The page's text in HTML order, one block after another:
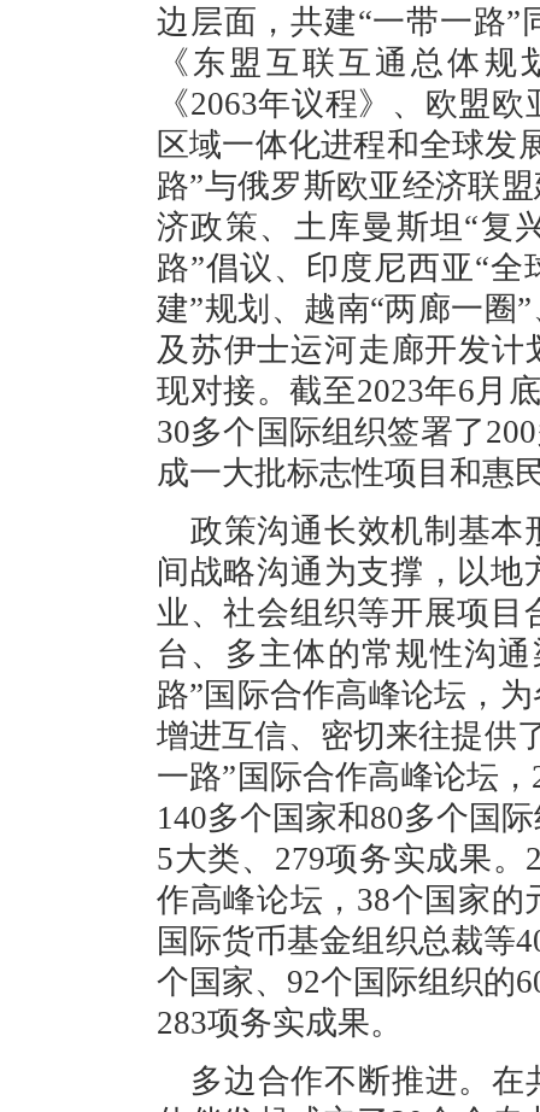
边层面，共建“一带一路”
《东盟互联互通总体
《2063年议程》、欧盟
区域一体化进程和全球发
路”与俄罗斯欧亚经济联
济政策、土库曼斯坦“复
路”倡议、印度尼西亚“
建”规划、越南“两廊一圈
及苏伊士运河走廊开发计
现对接。截至2023年6月
30多个国际组织签署了
成一大批标志性项目和惠
政策沟通长效机制基本
间战略沟通为支撑，以
业、社会组织等开展项目
台、多主体的常规性沟
路”国际合作高峰论坛，
增进互信、密切来往提供
一路”国际合作高峰论坛
140多个国家和80多个国
5大类、279项务实成果。
作高峰论坛，38个国家
国际货币基金组织总裁等
个国家、92个国际组织的
283项务实成果。
多边合作不断推进。在